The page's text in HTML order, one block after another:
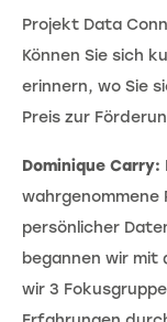
Projekt Data
Können Sie sich
erinnern, wo Sie
Preis zur
Dominique Carry:
persönlicher
begannen wir mit
wir 3